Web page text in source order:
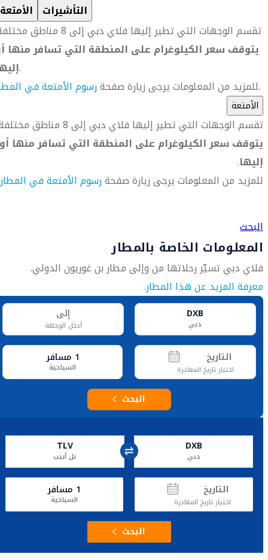
الأمتعة التأشيرات
تقسم الوجهات التي تطير إليها فلاي دبي إلى 8 مناطق مختلفة.
يتوقف سعر الكيلوغرام على المنطقة التي تسافر منها
.
للمزيد من المعلومات يرجى زيارة صفحةرسوم الأمتعة في .
الأمتعة
تقسم الوجهات التي تطير إليها فلاي دبي إلى 8 مناطق مختلفة.
يتوقف سعر الكيلوغرام على المنطقة التي تسافر منها أو
إليها.
للمزيد من المعلومات يرجى زيارة صفحةرسوم الأمتعة في المطار
البحث
المعلومات الخاصة بالمطار
فلاي دبي تسيّر رحلاتها من وإلى مطار بن غوريون الدولي.
معرفة المزيد عن هذا المطار.
DXB
دبي
إلى
أدخل الوجهة
التاريخ
اختيار تاريخ المغادرة
1 مسافر
السياحية
البحث
DXB
دبي
TLV
تل أبيب
التاريخ
اختيار تاريخ المغادرة
1 مسافر
السياحية
البحث